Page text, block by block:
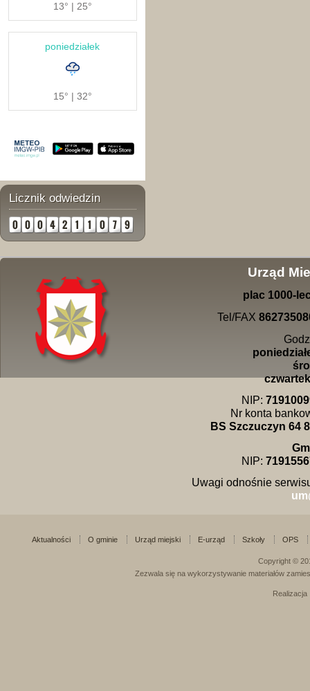
13° | 25°
poniedziałek
15° | 32°
Licznik odwiedzin
Urząd
plac 1000-
Tel/FAX
NIP:
Nr konta
BS Szczuczyn 64
NIP:
Uwagi odnośnie
Aktualności O gminie Urząd miejski E-urząd Szkoły OPS
Copyright ©
Zezwala się na wykorzystywanie materiałów
Realizacja